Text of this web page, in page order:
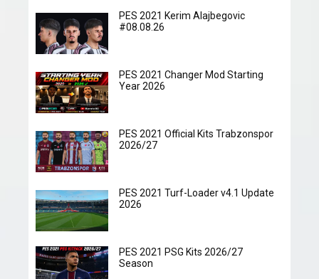
PES 2021 Kerim Alajbegovic
#08.08.26
PES 2021 Changer Mod Starting
Year 2026
PES 2021 Official Kits Trabzonspor
2026/27
PES 2021 Turf-Loader v4.1 Update
2026
PES 2021 PSG Kits 2026/27
Season